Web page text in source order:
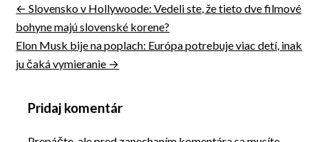
Navigácia
v
článku
← Slovensko v Hollywoode: Vedeli ste, že tieto dve filmové
bohyne majú slovenské korene?
Elon Musk bije na poplach: Európa potrebuje viac detí, inak
ju čaká vymieranie →
Pridaj komentár